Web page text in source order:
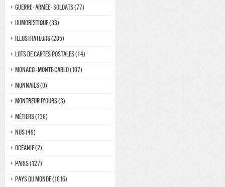
Guerre - Armée - Soldats (77)
Humoristique (33)
Illustrateurs (285)
Lots de Cartes Postales (14)
Monaco - monte-carlo (107)
Monnaies (0)
Montreur d'ours (3)
Métiers (136)
Nus (49)
Océanie (2)
Paris (127)
Pays du monde (1016)